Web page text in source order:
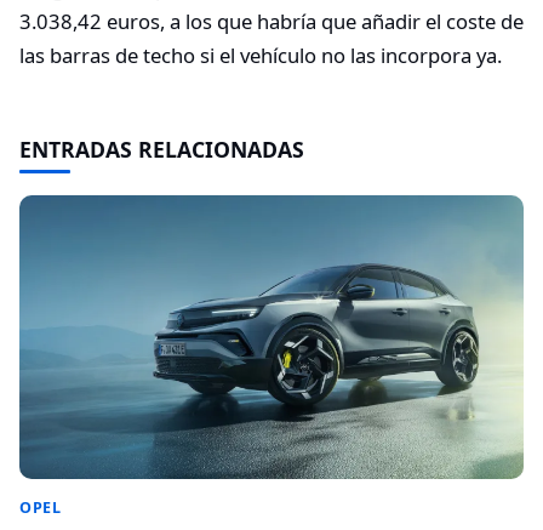
3.038,42 euros, a los que habría que añadir el coste de
las barras de techo si el vehículo no las incorpora ya.
ENTRADAS RELACIONADAS
OPEL